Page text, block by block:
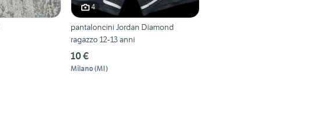
4
pantaloncini Jordan Diamond
ragazzo 12-13 anni
10 €
Milano(MI)